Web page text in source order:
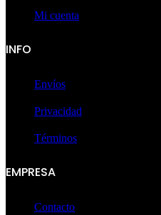
Mi cuenta
INFO
Envíos
Privacidad
Términos
EMPRESA
Contacto